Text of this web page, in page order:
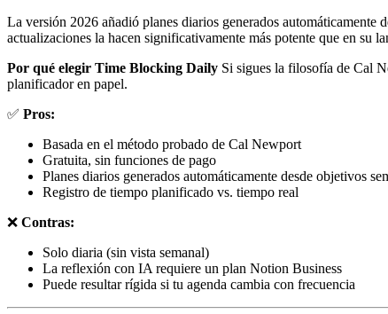
La versión 2026 añadió planes diarios generados
actualizaciones la hacen significativamente más potente que en su
Por qué elegir Time Blocking Daily Si sigues la filosofía de Cal
planificador en papel.
✅ Pros:
Basada en el método probado de Cal Newport
Gratuita, sin funciones de pago
Planes diarios generados automáticamente desde objetivos
Registro de tiempo planificado vs. tiempo real
❌ Contras:
Solo diaria (sin vista semanal)
La reflexión con IA requiere un plan Notion Business
Puede resultar rígida si tu agenda cambia con frecuencia